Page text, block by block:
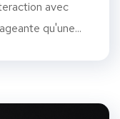
avec
qu'une...